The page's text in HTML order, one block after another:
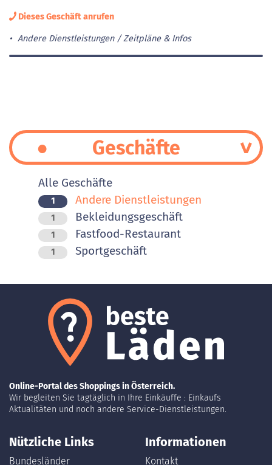
Dieses Geschäft anrufen
Andere Dienstleistungen Zeitpläne & Infos
Geschäfte
Alle Geschäfte
1 Andere Dienstleistungen
1 Bekleidungsgeschäft
1 Fastfood-Restaurant
1 Sportgeschäft
Online-Portal des Shoppings in Österreich.
Wir begleiten Sie tagtäglich in Ihre Einkäuffe : Einkaufs
Aktualitäten und noch andere Service-Dienstleistungen.
Nützliche Links
Bundesländer
Informationen
Kontakt